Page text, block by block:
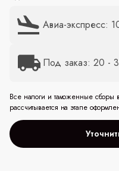
Авиа-экспресс:
Под заказ: 20 -
Все налоги и таможенные сборы
рассчитывается на этапе